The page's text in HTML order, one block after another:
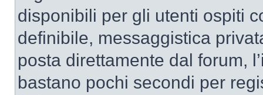
disponibili per gli utenti ospiti
definibile, messaggistica
posta direttamente dal forum,
bastano pochi secondi per